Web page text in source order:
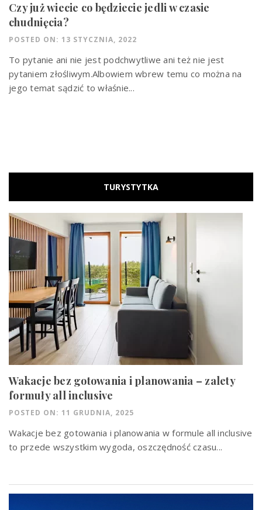
Czy już wiecie co będziecie jedli w czasie
chudnięcia?
POSTED ON: 13 STYCZNIA, 2022
To pytanie ani nie jest podchwytliwe ani też nie jest
pytaniem złośliwym.Albowiem wbrew temu co można na
jego temat sądzić to właśnie...
TURYSTYTKA
Wakacje bez gotowania i planowania – zalety
formuły all inclusive
POSTED ON: 11 GRUDNIA, 2025
Wakacje bez gotowania i planowania w formule all inclusive
to przede wszystkim wygoda, oszczędność czasu...